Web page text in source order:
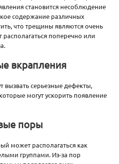
становится несоблюдение
содержание различных
что трещины являются очень
поперечно или
вкрапления
вызвать серьезные дефекты,
могут ускорить появление
поры
может располагаться как
группами. Из-за пор